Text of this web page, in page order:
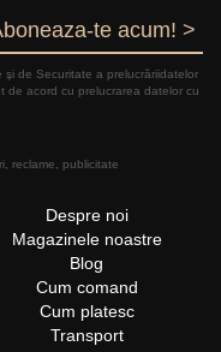
te acum! >
de Securitate a prelucrăriidatelor
de acord cu prelucrarea datelor cu
reclame, publicitate
Despre noi
Magazinele noastre
Blog
Cum comand
Cum platesc
Transport